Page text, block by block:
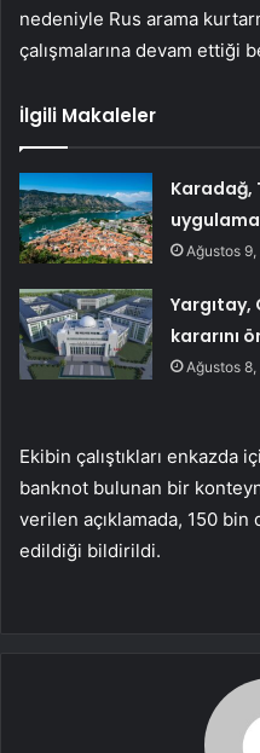
nedeniyle Rus arama
çalışmalarına devam ettiği
İlgili Makaleler
Karadağ,
Ağustos
Yargıtay,
kararını
Ağustos
Ekibin çalıştıkları enkazda
banknot bulunan bir
verilen açıklamada, 150 bin
edildiği bildirildi.